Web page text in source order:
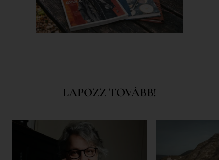
LAPOZZ TOVÁBB!